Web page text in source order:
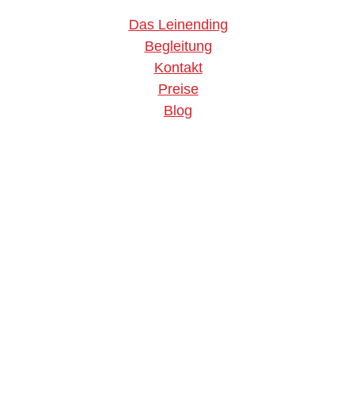
Das Leinending
Begleitung
Kontakt
Preise
Blog